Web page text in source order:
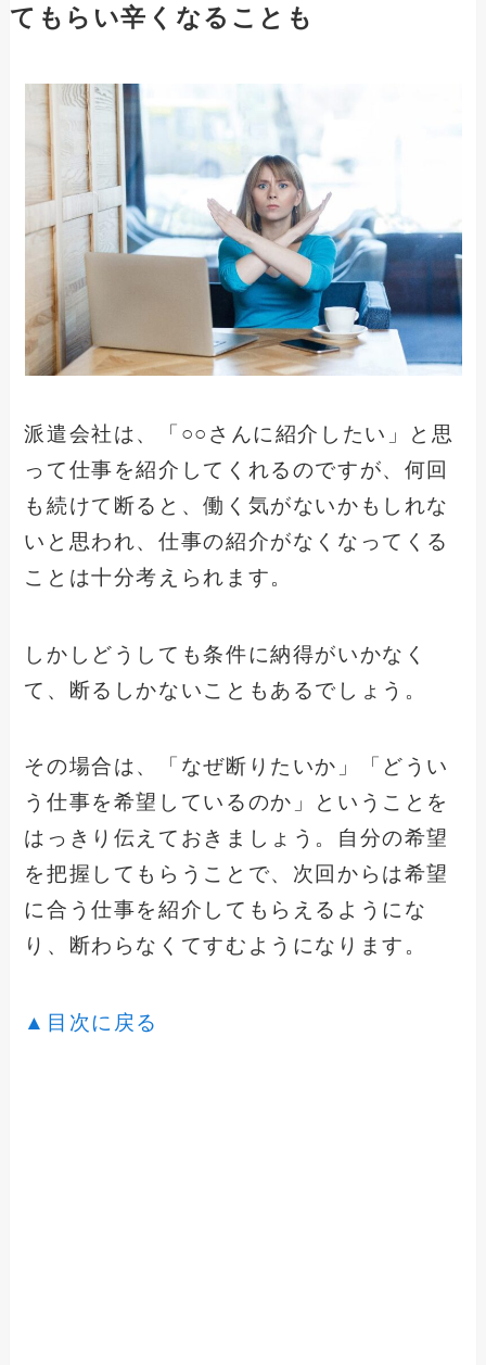
てもらい辛くなることも
派遣会社は、「○○さんに紹介したい」と思
って仕事を紹介してくれるのですが、何回
も続けて断ると、働く気がないかもしれな
いと思われ、仕事の紹介がなくなってくる
ことは十分考えられます。
しかしどうしても条件に納得がいかなく
て、断るしかないこともあるでしょう。
その場合は、「なぜ断りたいか」「どうい
う仕事を希望しているのか」ということを
はっきり伝えておきましょう。自分の希望
を把握してもらうことで、次回からは希望
に合う仕事を紹介してもらえるようにな
り、断わらなくてすむようになります。
▲目次に戻る